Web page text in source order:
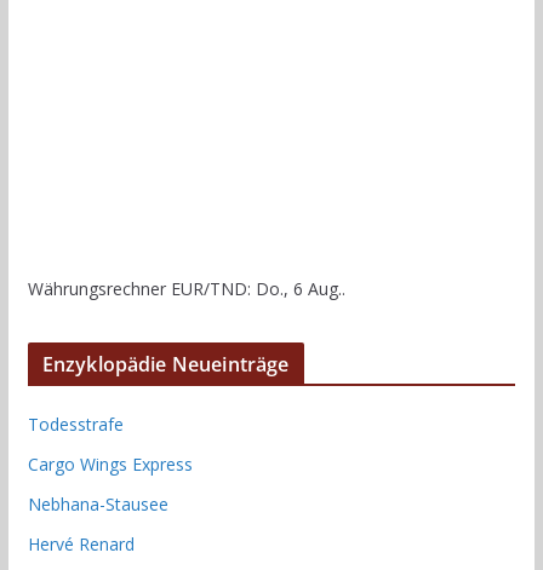
Währungsrechner EUR/TND: Do., 6 Aug..
Enzyklopädie Neueinträge
Todesstrafe
Cargo Wings Express
Nebhana-Stausee
Hervé Renard